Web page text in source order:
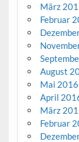
März
Februar
August
Mai 2016
April
März
Februar